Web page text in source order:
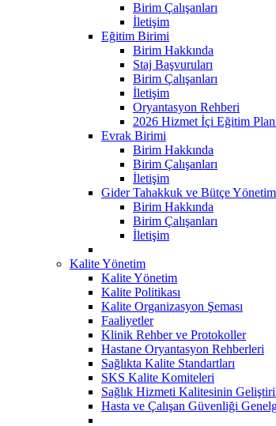
Birim Çalışanları
İletişim
Eğitim Birimi
Birim Hakkında
Staj Başvuruları
Birim Çalışanları
İletişim
Oryantasyon Rehberi
2026 Hizmet İçi Eğitim
Evrak Birimi
Birim Hakkında
Birim Çalışanları
İletişim
Gider Tahakkuk ve Bütçe
Birim Hakkında
Birim Çalışanları
İletişim
Kalite Yönetim
Kalite Yönetim
Kalite Politikası
Kalite Organizasyon Şeması
Faaliyetler
Klinik Rehber ve Protokoller
Hastane Oryantasyon Rehberleri
Sağlıkta Kalite Standartları
SKS Kalite Komiteleri
Sağlık Hizmeti Kalitesinin
Hasta ve Çalışan Güvenliği